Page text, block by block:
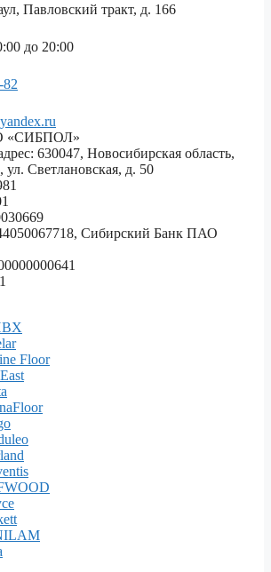
Павловский тракт, д. 166
до 20:00
82
«СИБПОЛ»
630047, Новосибирская область,
ул. Светлановская, д. 50
Сибирский Банк ПАО
Floor